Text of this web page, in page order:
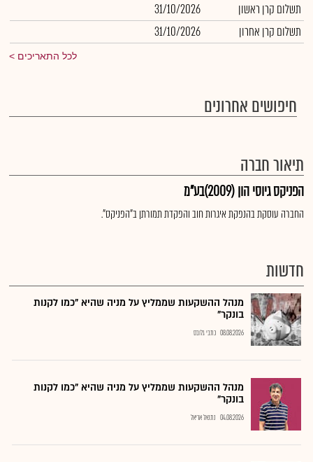
תשלום קרן ראשון
31/10/2026
תשלום קרן אחרון
31/10/2026
לכל התאריכים
חיפושים אחרונים
תיאור חברה
הפניקס גיוסי הון (2009)בע"מ
החברה עוסקת בהנפקת איגרות חוב והפקדת תמורתן ב"הפניקס".
חדשות
מנהל ההשקעות שממליץ על מניה שהיא "כמו לקנות
בונקר"
08.08.2026 כתבי גלובס
מנהל ההשקעות שממליץ על מניה שהיא "כמו לקנות
בונקר"
04.08.2026 נתנאל אריאל